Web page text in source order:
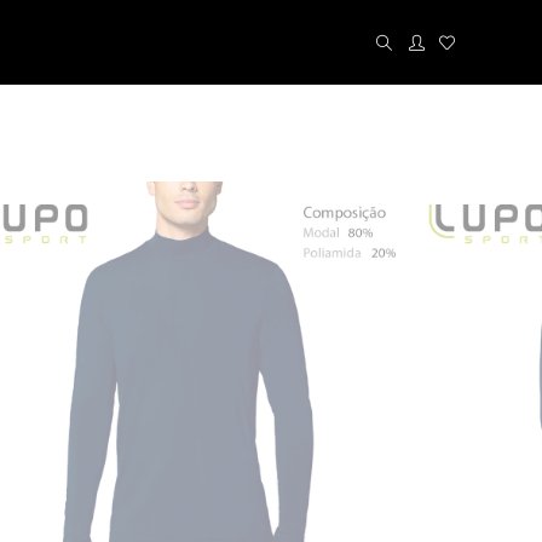
Liz
Cuecas
Calcinhas
Meias